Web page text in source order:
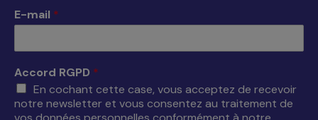
E-mail *
Accord RGPD *
En cochant cette case, vous acceptez de recevoir
notre newsletter et vous consentez au traitement de